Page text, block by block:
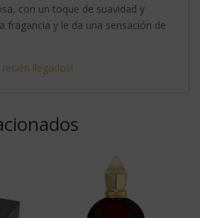
con un toque de suavidad y
fragancia y le da una sensación de
llegados!